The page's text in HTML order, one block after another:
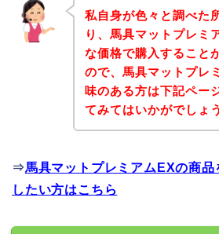
私自身が色々と調べた
り、馬具マットプレミ
な価格で購入すること
ので、馬具マットプレ
味のある方は下記ペー
てみてはいかがでしょ
⇒馬具マットプレミアムEXの商品
したい方はこちら